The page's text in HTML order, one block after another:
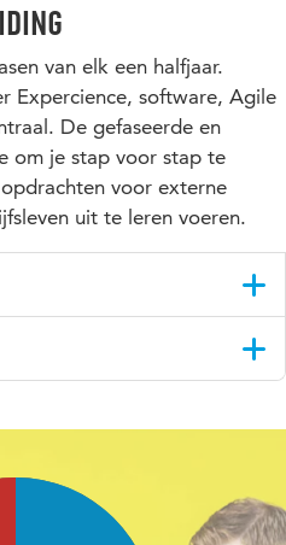
van elk een halfjaar.
Expercience, software, Agile
De gefaseerde en
om je stap voor stap te
voor externe
uit te leren voeren.
agile/scrum-projectteam
binnen een bestaande of
tijdens de opleiding zijn
4 dagen per week aan de slag
deel geplande
en
nu zelf meer verantwoordelijk